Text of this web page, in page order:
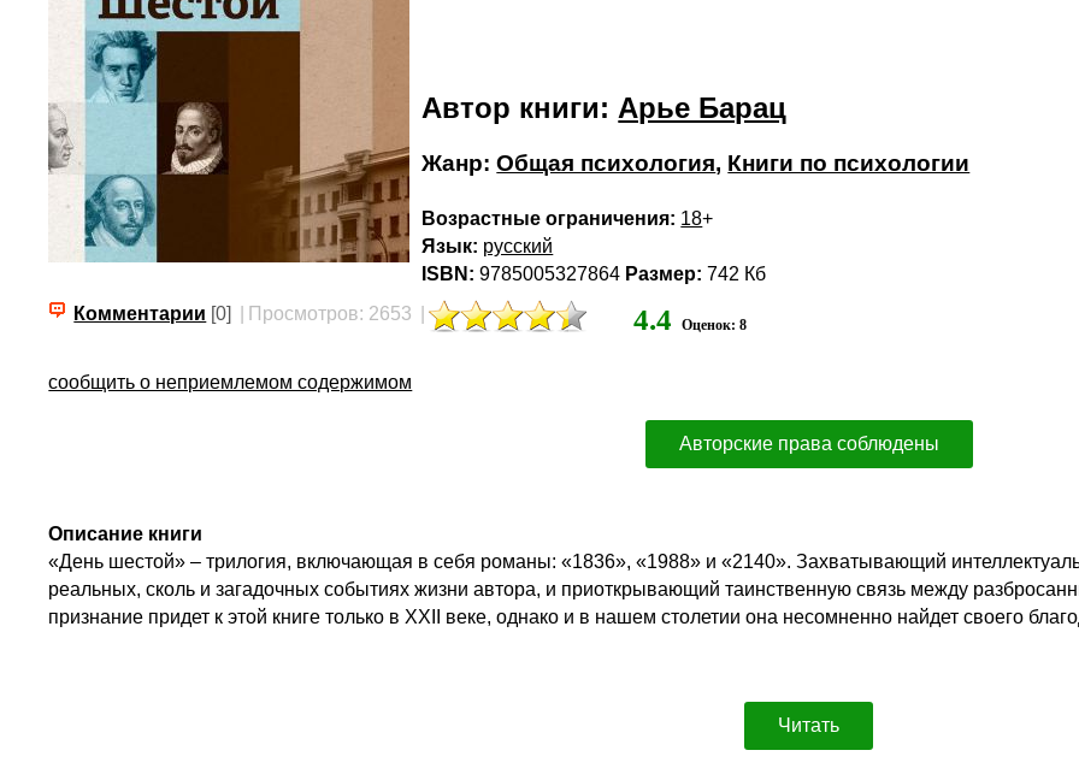
Автор книги: Арье Барац
Жанр:Общая психология, Книги по психологии
Возрастные ограничения: 18+
Язык: русский
ISBN: 9785005327864 Размер: 742 Кб
Комментарии [0] Просмотров: 2653 4.4 Оценок: 8
сообщить о неприемлемом содержимом
Авторские права соблюдены
Описание книги
«День шестой» – трилогия, включающая в себя романы: «1836», «1988» и «2140». Захватывающий
реальных, сколь и загадочных событиях жизни автора, и приоткрывающий таинственную связь между
признание придет к этой книге только в XXII веке, однако и в нашем столетии она несомненно найдет своего
Читать